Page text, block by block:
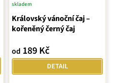
Královský vánoční čaj –
kořeněný černý čaj
Průměrné
hodnocení
produktu
5,0
5
skladem
od 189 Kč
DETAIL